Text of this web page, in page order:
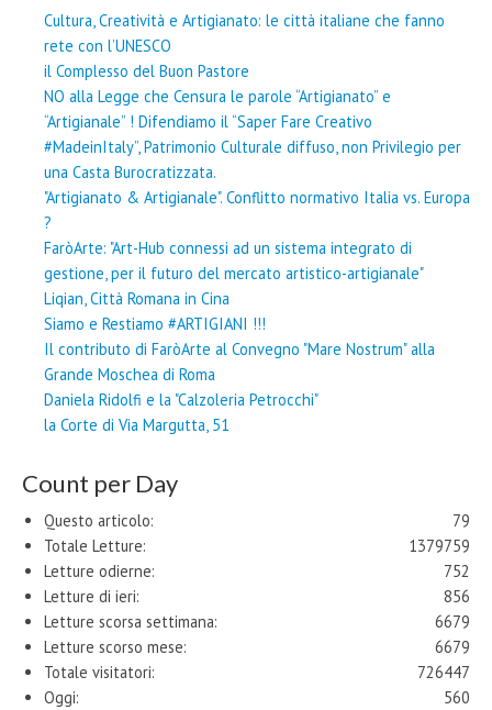
Cultura, Creatività e Artigianato: le città italiane che fanno
rete con l’UNESCO
il Complesso del Buon Pastore
NO alla Legge che Censura le parole “Artigianato” e
“Artigianale” ! Difendiamo il “Saper Fare Creativo
#MadeinItaly”, Patrimonio Culturale diffuso, non Privilegio per
una Casta Burocratizzata.
"Artigianato & Artigianale". Conflitto normativo Italia vs. Europa
?
FaròArte: "Art-Hub connessi ad un sistema integrato di
gestione, per il futuro del mercato artistico-artigianale"
Liqian, Città Romana in Cina
Siamo e Restiamo #ARTIGIANI !!!
Il contributo di FaròArte al Convegno "Mare Nostrum" alla
Grande Moschea di Roma
Daniela Ridolfi e la "Calzoleria Petrocchi"
la Corte di Via Margutta, 51
Count per Day
79
Questo articolo:
1379759
Totale Letture:
752
Letture odierne:
856
Letture di ieri:
6679
Letture scorsa settimana:
6679
Letture scorso mese:
726447
Totale visitatori:
560
Oggi: